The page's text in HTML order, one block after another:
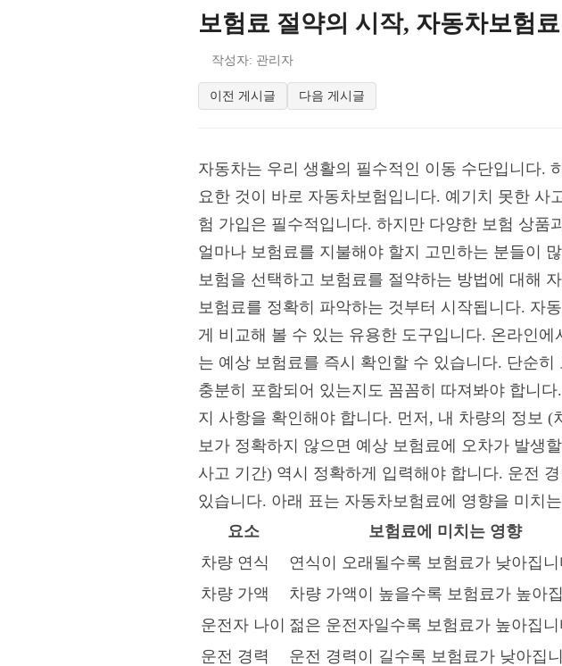
보험료 절약의 시작, 자동차보험
작성자: 관리자
이전 게시글 다음 게시글
자동차는 우리 생활의 필수적인 이동 수단입니다.
요한 것이 바로 자동차보험입니다. 예기치 못한
험 가입은 필수적입니다. 하지만 다양한 보험 상품
얼마나 보험료를 지불해야 할지 고민하는 분들이
보험을 선택하고 보험료를 절약하는 방법에 대해
보험료를 정확히 파악하는 것부터 시작됩니다. 자
게 비교해 볼 수 있는 유용한 도구입니다. 온라인
는 예상 보험료를 즉시 확인할 수 있습니다. 단순
충분히 포함되어 있는지도 꼼꼼히 따져봐야 합니
지 사항을 확인해야 합니다. 먼저, 내 차량의 정보
보가 정확하지 않으면 예상 보험료에 오차가 발생
사고 기간) 역시 정확하게 입력해야 합니다. 운전
있습니다. 아래 표는 자동차보험료에 영향을 미치
요소
보험료에 미치는 영향
차량 연식
연식이 오래될수록 보험료가 낮아집니
차량 가액
차량 가액이 높을수록 보험료가 높아
운전자 나이 젊은 운전자일수록 보험료가 높아집니
운전 경력
운전 경력이 길수록 보험료가 낮아집